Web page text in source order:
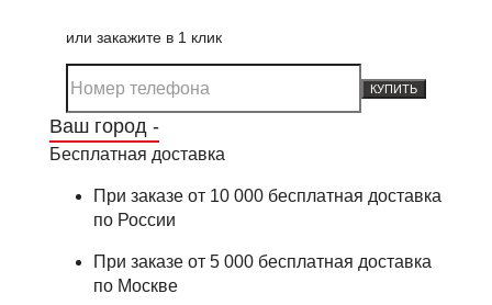
или закажите в 1 клик
КУПИТЬ
Ваш город -
Бесплатная доставка
При заказе от 10 000 бесплатная доставка
по России
При заказе от 5 000 бесплатная доставка
по Москве